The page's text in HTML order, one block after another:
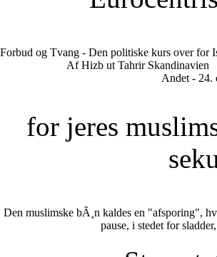
Forbud og Tvang - Den politiske kurs over for
Af Hizb ut Tahrir Skandinavien
Andet - 24.
for jeres
Den muslimske bÃ¸n kaldes en "afsporing",
pause, i stedet for